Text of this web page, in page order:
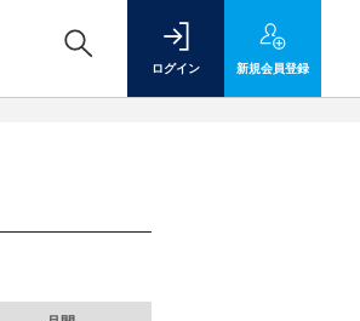
ログイン 新規会員登録